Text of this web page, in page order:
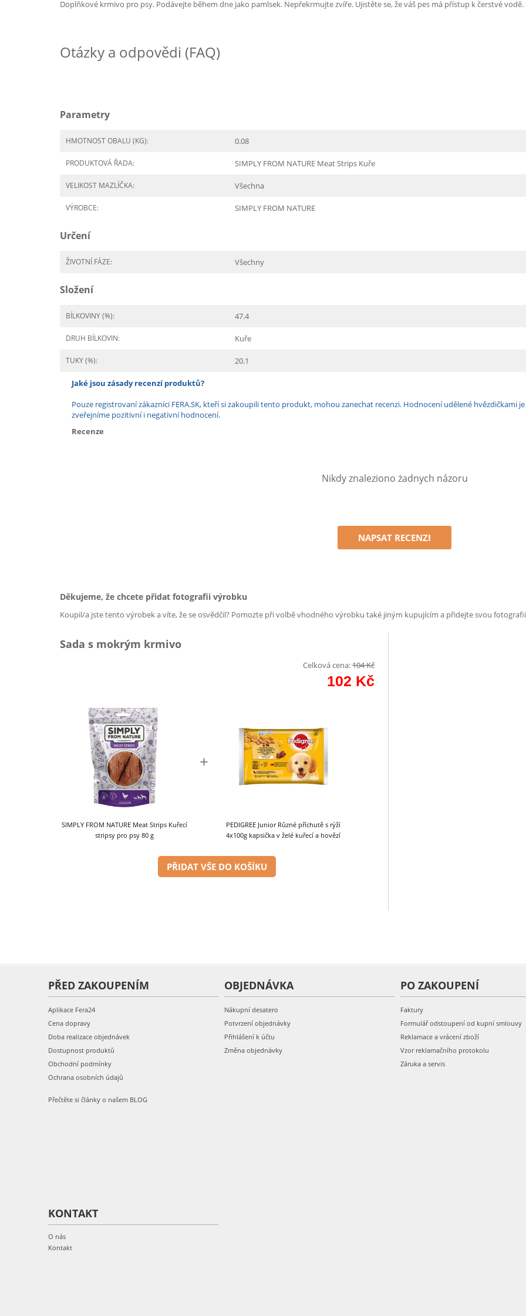
Doplňkové krmivo pro psy. Podávejte během dne jako pamlsek. Nepřekrmujte zvíře. Ujistěte se, že váš pes má přístup k čerstvé
Otázky a odpovědi (FAQ)
Parametry
HMOTNOST OBALU (KG): 0.08
PRODUKTOVÁ ŘADA: SIMPLY FROM NATURE Meat Strips Kuře
VELIKOST MAZLÍČKA: Všechna
VÝROBCE: SIMPLY FROM NATURE
Určení
ŽIVOTNÍ FÁZE: Všechny
Složení
BÍLKOVINY (%): 47.4
DRUH BÍLKOVIN: Kuře
TUKY (%): 20.1
Jaké jsou zásady recenzí produktů?
Pouze registrovaní zákazníci FERA.SK, kteří si zakoupili tento produkt, mohou zanechat recenzi. Hodnocení udělené hvězdičkami
zveřejníme pozitivní i negativní hodnocení.
Recenze
Nikdy znaleziono żadnych názoru
NAPSAT RECENZI
Děkujeme, že chcete přidat fotografii výrobku
Koupil/a jste tento výrobek a víte, že se osvědčil? Pomozte při volbě vhodného výrobku také jiným kupujícím a přidejte svou
Sada s mokrým krmivo
Celková cena:104Kč
102 Kč
SIMPLY FROM NATURE Meat Strips Kuřecí
stripsy pro psy 80 g
+
PEDIGREE Junior Různé příchutě s rýží
4x100g kapsička v želé kuřecí a hovězí
PŘIDAT VŠE DO KOŠÍKU
PŘED ZAKOUPENÍM
Aplikace Fera24
Cena dopravy
Doba realizace objednávek
Dostupnost produktů
Obchodní podmínky
Ochrana osobních údajů
Přečtěte si články o našem BLOG
OBJEDNÁVKA
Nákupní desatero
Potvrzení objednávky
Přihlášení k účtu
Změna objednávky
PO ZAKOUPENÍ
Faktury
Formulář odstoupení od kupní smlouvy
Reklamace a vrácení zboží
Vzor reklamačního protokolu
Záruka a servis
KONTAKT
O nás
Kontakt